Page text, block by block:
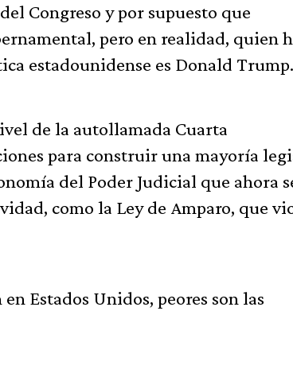
Congreso y por supuesto que
pero en realidad, quien
estadounidense es Donald Trump.
de la autollamada Cuarta
para construir una mayoría
del Poder Judicial que ahora
como la Ley de Amparo, que
Estados Unidos, peores son las